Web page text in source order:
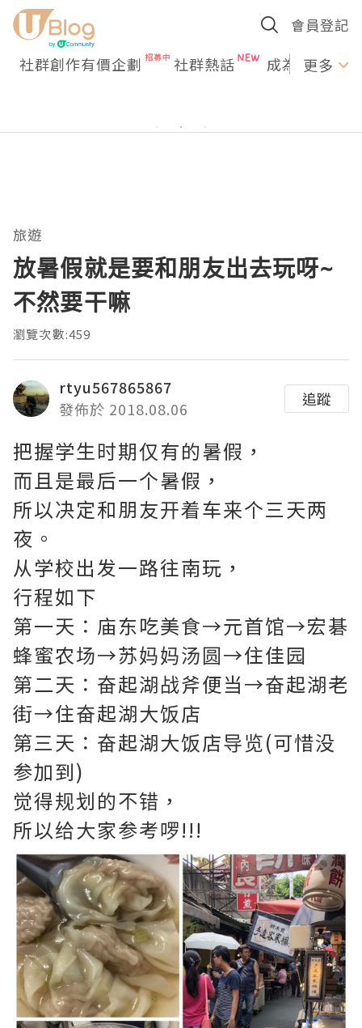
會員登記
社群創作有價企劃 社群熱話 成為U更多
旅遊
放暑假就是要和朋友出去玩呀~
不然要干嘛
瀏覽次數:459
rtyu567865867
發佈於 2018.08.06
追蹤
把握学生时期仅有的暑假，
而且是最后一个暑假，
所以决定和朋友开着车来个三天两
夜。
从学校出发一路往南玩，
行程如下
第一天：庙东吃美食→元首馆→宏碁
蜂蜜农场→苏妈妈汤圆→住佳园
第二天：奋起湖战斧便当→奋起湖老
街→住奋起湖大饭店
第三天：奋起湖大饭店导览(可惜没
参加到)
觉得规划的不错，
所以给大家参考啰!!!